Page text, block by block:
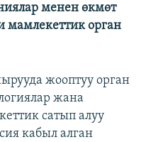
менен өкмөт
мамлекеттик орган
жооптуу орган
жана
сатып алуу
кабыл алган